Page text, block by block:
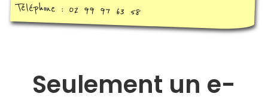
Téléphone : 02 99 97 63 58
Seulement un e-